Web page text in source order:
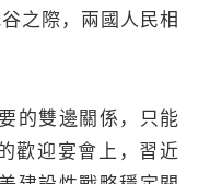
之際，兩國人民相
雙邊關係，只能
歡迎宴會上，習近